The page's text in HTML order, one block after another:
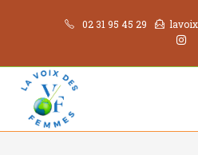
02 31 95 45 29